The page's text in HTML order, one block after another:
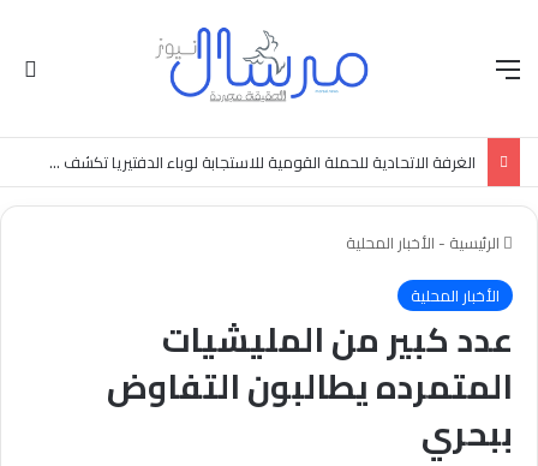
القائمة
الغرفة الاتحادية للحملة القومية للاستجابة لوباء الدفتيريا تكشف عن احصائيات المطعمين في 5 ولايات.
الرئيسية - الأخبار المحلية
الأخبار المحلية
عدد كبير من المليشيات
المتمرده يطالبون التفاوض
ببحري